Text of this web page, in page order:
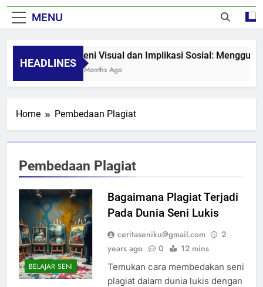
MENU
HEADLINES
Seni Visual dan Implikasi Sosial:
8 Months Ago
Home Pembedaan Plagiat
Pembedaan Plagiat
BELAJAR SENI
Bagaimana Plagiat Terjadi
Pada Dunia Seni Lukis
ceritaseniku@gmail.com
2
years ago
0 12 mins
Temukan cara membedakan seni
plagiat dalam dunia lukis dengan